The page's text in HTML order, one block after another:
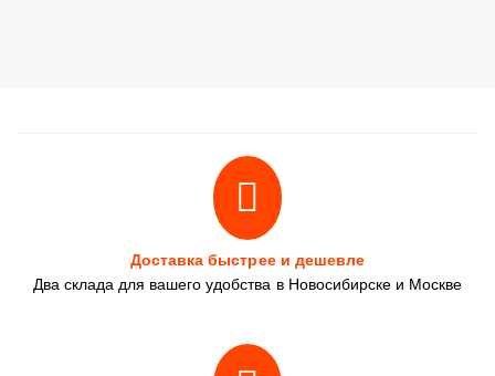
Доставка быстрее и дешевле
Два склада для вашего удобства в Новосибирске и Москве